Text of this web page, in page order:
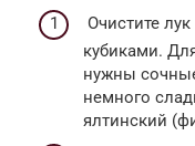
Очистите
кубиками.
нужны
немного
ялтинский